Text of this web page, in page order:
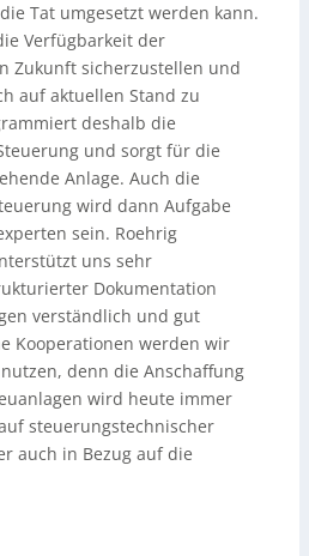
Tat umgesetzt werden kann.
Verfügbarkeit der
Zukunft sicherzustellen und
auf aktuellen Stand zu
deshalb die
und sorgt für die
Anlage. Auch die
wird dann Aufgabe
sein. Roehrig
uns sehr
Dokumentation
verständlich und gut
Kooperationen werden wir
denn die Anschaffung
wird heute immer
steuerungstechnischer
auch in Bezug auf die